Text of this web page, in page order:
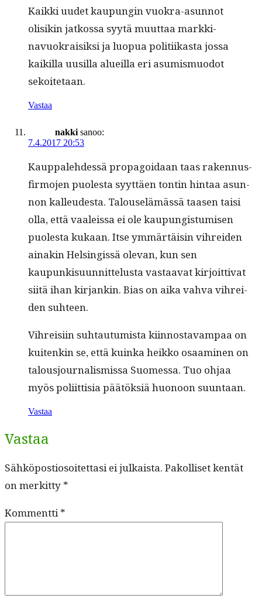
Kaik­ki uudet kaupun­gin vuokra-asun­not
olisikin jatkos­sa syytä muut­taa markki­
navuokraisik­si ja luop­ua poli­ti­ikas­ta jos­sa
kaikil­la uusil­la alueil­la eri asum­is­muodot
sekoitetaan.
Vastaa
nakki sanoo:
7.4.2017 20:53
Kaup­pale­hdessä propagoidaan taas raken­nus­
fir­mo­jen puoles­ta syyt­täen ton­tin hin­taa asun­
non kalleud­es­ta. Talouselämässä taasen taisi
olla, että vaaleis­sa ei ole kaupungis­tu­misen
puoles­ta kukaan. Itse ymmärtäisin vihrei­den
ainakin Helsingis­sä ole­van, kun sen
kaupunkisu­un­nit­telus­ta vas­taa­vat kir­joit­ti­vat
siitä ihan kir­jankin. Bias on aika vah­va vihrei­
den suhteen.
Vihreisi­in suh­tau­tu­mista kiin­nos­tavam­paa on
kuitenkin se, että kuin­ka heikko osaami­nen on
talousjour­nal­is­mis­sa Suomes­sa. Tuo ohjaa
myös poli­it­tisia päätök­siä huonoon suuntaan.
Vastaa
Vastaa
Sähköpostiosoitettasi ei julkaista. Pakolliset kentät
on merkitty *
Kommentti*